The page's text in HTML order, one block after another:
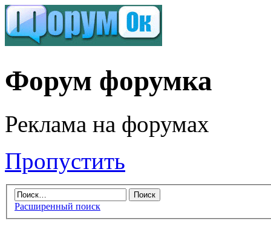
Форум форумка
Реклама на форумах
Пропустить
Расширенный поиск